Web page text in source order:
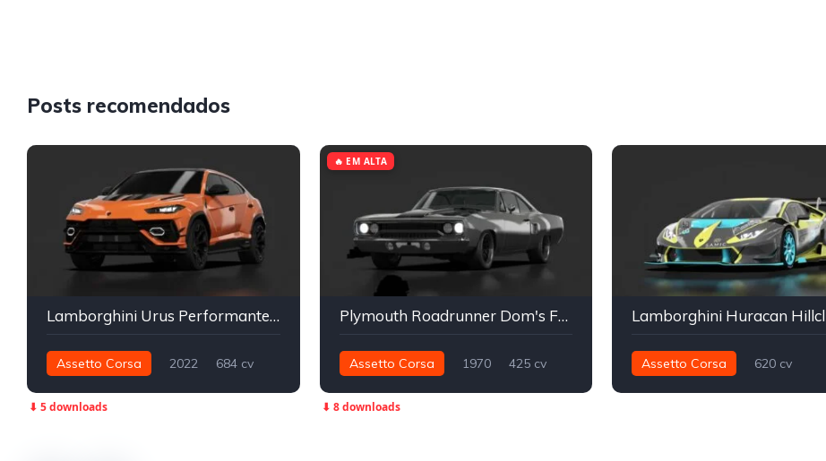
Posts recomendados
Lamborghini Urus Performante | No Hesi Realistic
Assetto Corsa 2022
684 cv
⬇ 5 downloads
Plymouth Roadrunner Dom's Fast and Furious Tokyo Drift
Assetto Corsa 1970
425 cv
Street
🔥 EM ALTA
⬇ 8 downloads
Assetto Corsa
620 cv